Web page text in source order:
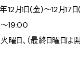
12月1日(金)〜12月17日
19:00
火曜日、（最終日曜日は